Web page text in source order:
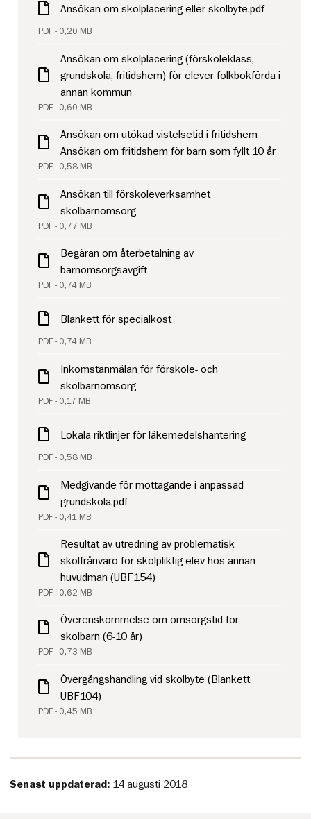
Ansökan om skolplacering eller skolbyte.pdf
PDF - 0,20 MB
Ansökan om skolplacering (förskoleklass,
grundskola, fritidshem) för elever folkbokförda i
annan kommun
PDF - 0,60 MB
Ansökan om utökad vistelsetid i fritidshem
Ansökan om fritidshem för barn som fyllt 10 år
PDF - 0,58 MB
Ansökan till förskoleverksamhet
skolbarnomsorg
PDF - 0,77 MB
Begäran om återbetalning av
barnomsorgsavgift
PDF - 0,74 MB
Blankett för specialkost
PDF - 0,74 MB
Inkomstanmälan för förskole- och
skolbarnomsorg
PDF - 0,17 MB
Lokala riktlinjer för läkemedelshantering
PDF - 0,58 MB
Medgivande för mottagande i anpassad
grundskola.pdf
PDF - 0,41 MB
Resultat av utredning av problematisk
skolfrånvaro för skolpliktig elev hos annan
huvudman (UBF154)
PDF - 0,62 MB
Överenskommelse om omsorgstid för
skolbarn (6-10 år)
PDF - 0,73 MB
Övergångshandling vid skolbyte (Blankett
UBF104)
PDF - 0,45 MB
Senast uppdaterad: 14 augusti 2018